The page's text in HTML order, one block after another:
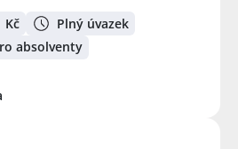
Kč
Plný úvazek
absolventy